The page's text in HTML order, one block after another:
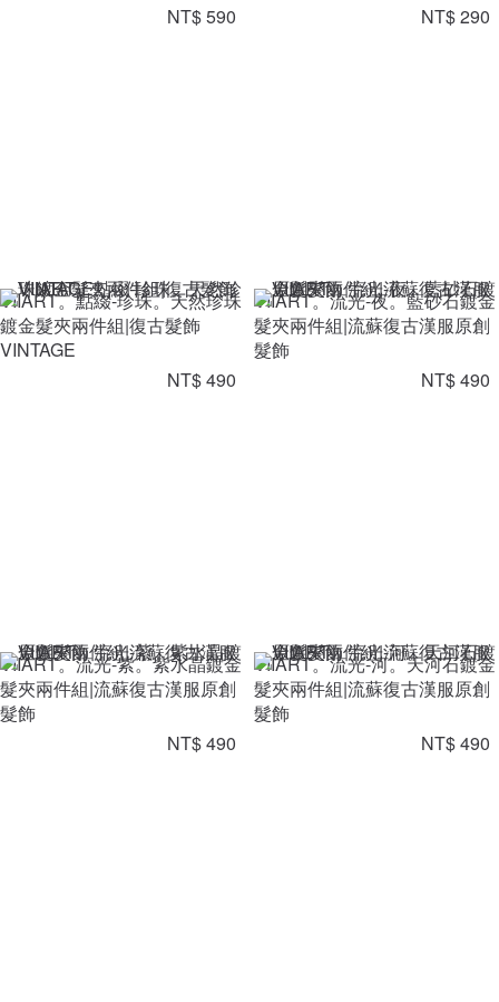
NT$ 590
NT$ 290
VIIART。點綴-珍珠。天然珍珠
鍍金髮夾兩件組|復古髮飾
VINTAGE
NT$ 490
VIIART。流光-夜。藍砂石鍍金
髮夾兩件組|流蘇復古漢服原創
髮飾
NT$ 490
VIIART。流光-紫。紫水晶鍍金
髮夾兩件組|流蘇復古漢服原創
髮飾
NT$ 490
VIIART。流光-河。天河石鍍金
髮夾兩件組|流蘇復古漢服原創
髮飾
NT$ 490